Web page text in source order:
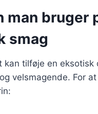
man bruger
smag
kan tilføje en
velsmagende. For